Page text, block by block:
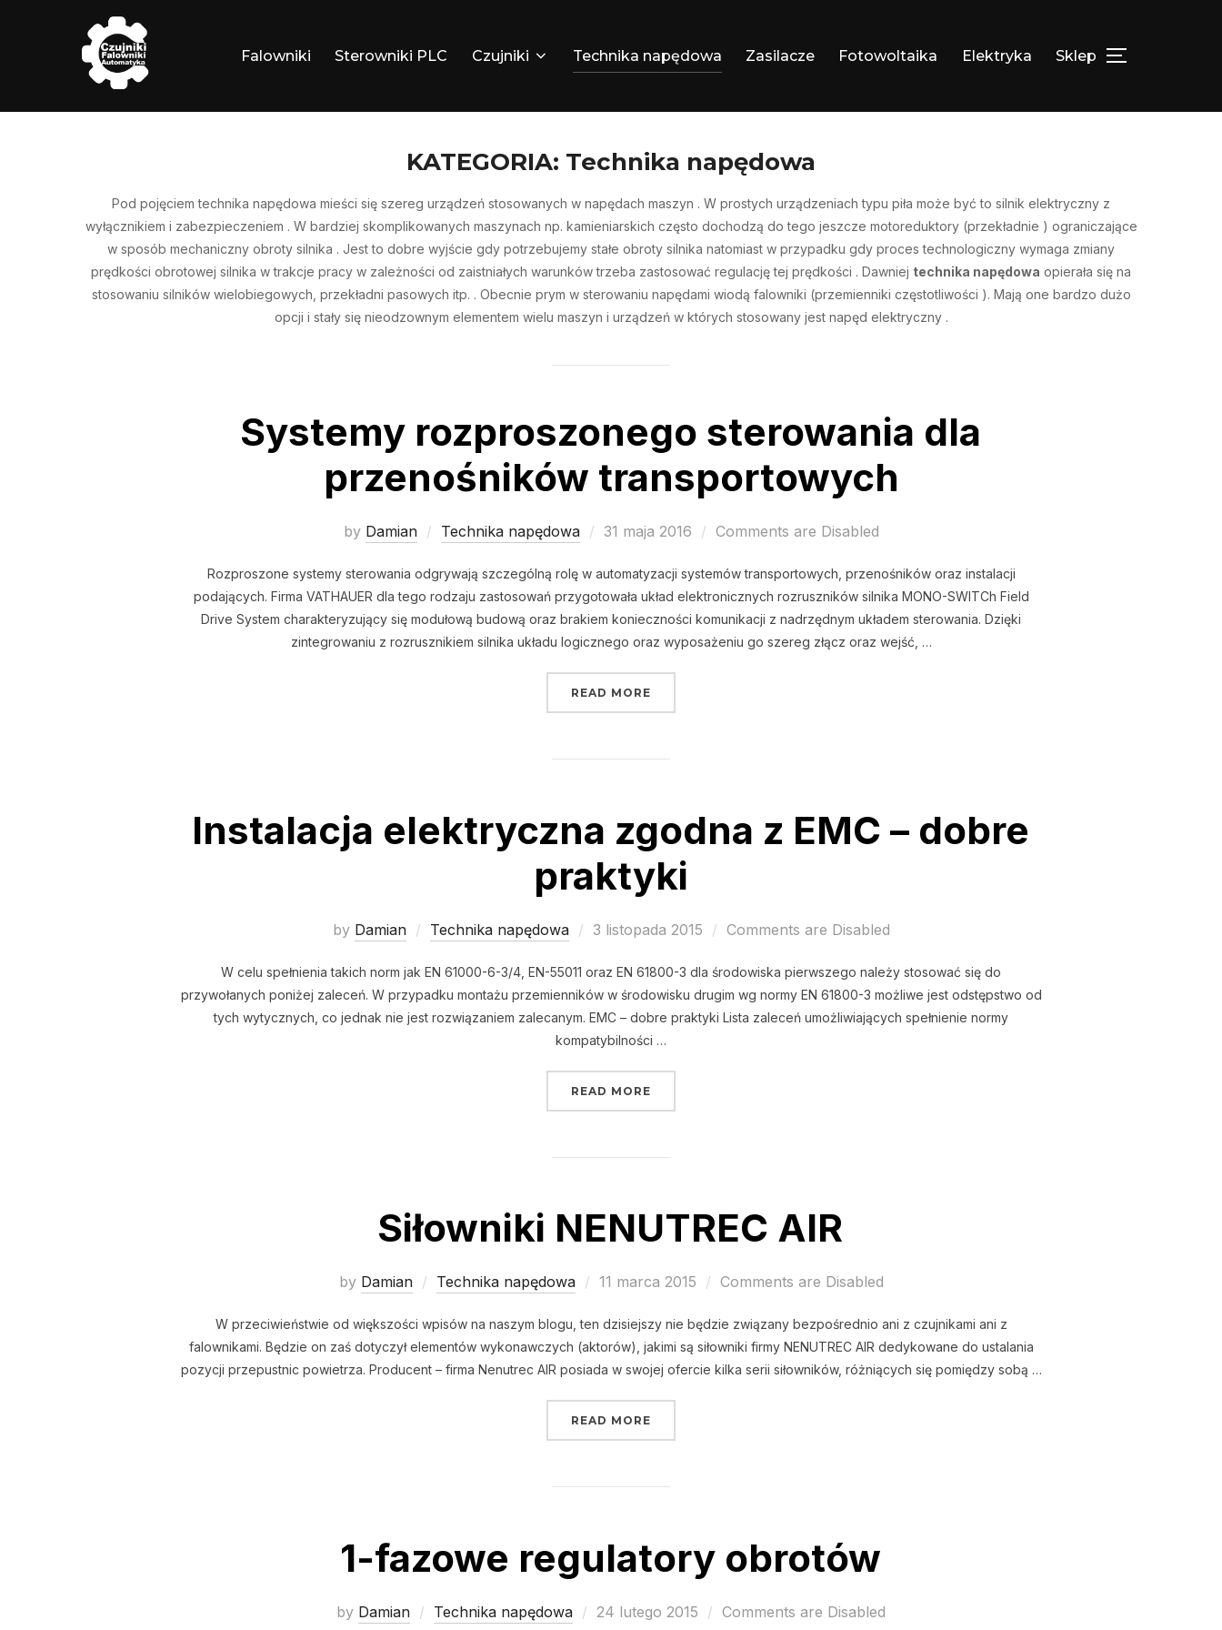
Falowniki Sterowniki PLC Czujniki Technika napędowa Zasilacze Fotowoltaika Elektryka Sklep TOGGLE
KATEGORIA: Technika napędowa
Pod pojęciem technika napędowa mieści się szereg urządzeń stosowanych w napędach maszyn . W prostych urządzeniach typu piła może być to silnik elektryczny z
wyłącznikiem i zabezpieczeniem . W bardziej skomplikowanych maszynach np. kamieniarskich często dochodzą do tego jeszcze motoreduktory (przekładnie ) ograniczające
w sposób mechaniczny obroty silnika . Jest to dobre wyjście gdy potrzebujemy stałe obroty silnika natomiast w przypadku gdy proces technologiczny wymaga zmiany
prędkości obrotowej silnika w trakcje pracy w zależności od zaistniałych warunków trzeba zastosować regulację tej prędkości . Dawniej technika napędowa opierała się na
stosowaniu silników wielobiegowych, przekładni pasowych itp. . Obecnie prym w sterowaniu napędami wiodą falowniki (przemienniki częstotliwości ). Mają one bardzo dużo
opcji i stały się nieodzownym elementem wielu maszyn i urządzeń w których stosowany jest napęd elektryczny .
Systemy rozproszonego sterowania dla
przenośników transportowych
by Damian Technika napędowa
Posted
31 maja 2016 Comments are Disabled
Rozproszone systemy sterowania odgrywają szczególną rolę w automatyzacji systemów transportowych, przenośników oraz instalacji
podających. Firma VATHAUER dla tego rodzaju zastosowań przygotowała układ elektronicznych rozruszników silnika MONO-SWITCh Field
Drive System charakteryzujący się modułową budową oraz brakiem konieczności komunikacji z nadrzędnym układem sterowania. Dzięki
zintegrowaniu z rozrusznikiem silnika układu logicznego oraz wyposażeniu go szereg złącz oraz wejść, …
READ MORE
Instalacja elektryczna zgodna z EMC – dobre
praktyki
by Damian Technika napędowa
Posted
3 listopada 2015 Comments are Disabled
W celu spełnienia takich norm jak EN 61000-6-3/4, EN-55011 oraz EN 61800-3 dla środowiska pierwszego należy stosować się do
przywołanych poniżej zaleceń. W przypadku montażu przemienników w środowisku drugim wg normy EN 61800-3 możliwe jest odstępstwo od
tych wytycznych, co jednak nie jest rozwiązaniem zalecanym. EMC – dobre praktyki Lista zaleceń umożliwiających spełnienie normy
kompatybilności …
READ MORE
Siłowniki NENUTREC AIR
by Damian Technika napędowa
Posted
11 marca 2015 Comments are Disabled
W przeciwieństwie od większości wpisów na naszym blogu, ten dzisiejszy nie będzie związany bezpośrednio ani z czujnikami ani z
falownikami. Będzie on zaś dotyczył elementów wykonawczych (aktorów), jakimi są siłowniki firmy NENUTREC AIR dedykowane do ustalania
pozycji przepustnic powietrza. Producent – firma Nenutrec AIR posiada w swojej ofercie kilka serii siłowników, różniących się pomiędzy sobą …
READ MORE
1-fazowe regulatory obrotów
by Damian Technika napędowa
Posted
24 lutego 2015 Comments are Disabled